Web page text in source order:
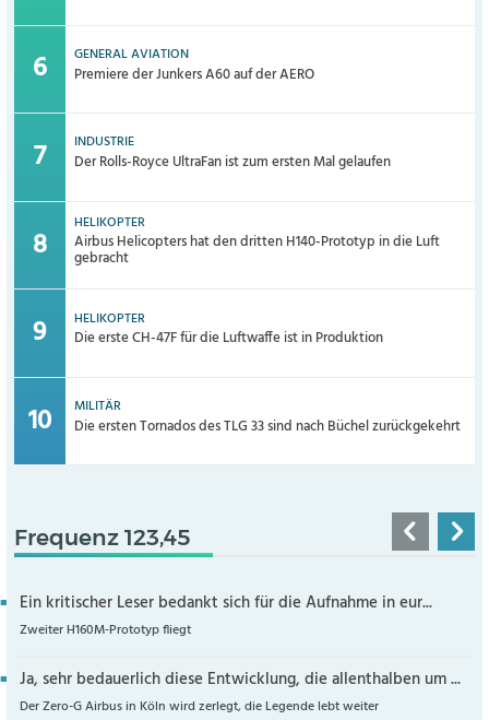
GENERAL AVIATION
Premiere der Junkers A60 auf der AERO
INDUSTRIE
Der Rolls-Royce UltraFan ist zum ersten Mal gelaufen
HELIKOPTER
Airbus Helicopters hat den dritten H140-Prototyp in die Luft
gebracht
HELIKOPTER
Die erste CH-47F für die Luftwaffe ist in Produktion
MILITÄR
Die ersten Tornados des TLG 33 sind nach Büchel zurückgekehrt
Frequenz 123,45
Ein kritischer Leser bedankt sich für die Aufnahme in eur...
Zweiter H160M-Prototyp fliegt
Ja, sehr bedauerlich diese Entwicklung, die allenthalben um ...
Der Zero-G Airbus in Köln wird zerlegt, die Legende lebt weiter